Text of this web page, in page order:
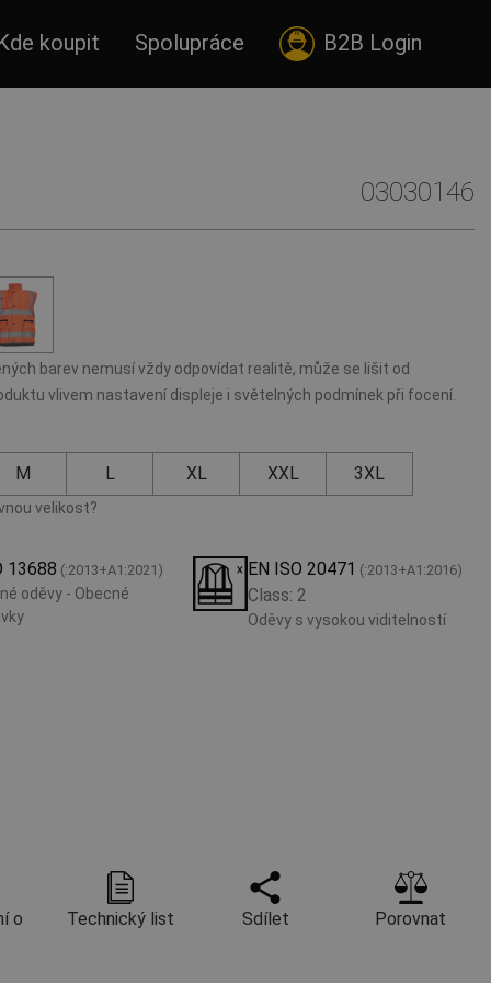
koupit Spolupráce B2B Login
03030146
barev nemusí vždy odpovídat realitě, může se lišit od
vlivem nastavení displeje i světelných podmínek při focení.
M L XL XXL 3XL
velikost?
13688 (:2013+A1:2021)
oděvy - Obecné
EN ISO 20471 (:2013+A1:2016)
Class: 2
Oděvy s vysokou viditelností
o
Technický list Sdílet Porovnat